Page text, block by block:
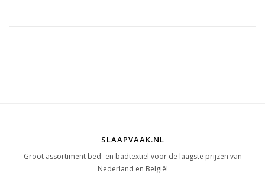
SLAAPVAAK.NL
Groot assortiment bed- en badtextiel voor de laagste prijzen van
Nederland en België!